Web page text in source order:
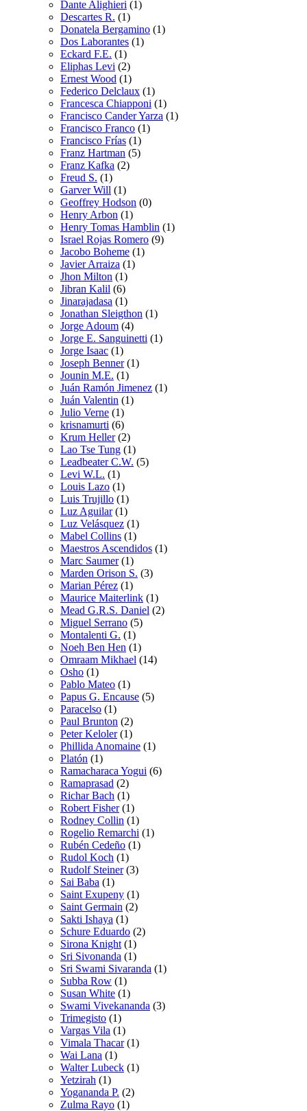
Dante Alighieri (1)
Descartes R. (1)
Donatela Bergamino (1)
Dos Laborantes (1)
Eckard F.E. (1)
Eliphas Levi (2)
Ernest Wood (1)
Federico Delclaux (1)
Francesca Chiapponi (1)
Francisco Cander Yarza (1)
Francisco Franco (1)
Francisco Frías (1)
Franz Hartman (5)
Franz Kafka (2)
Freud S. (1)
Garver Will (1)
Geoffrey Hodson (0)
Henry Arbon (1)
Henry Tomas Hamblin (1)
Israel Rojas Romero (9)
Jacobo Boheme (1)
Javier Arraiza (1)
Jhon Milton (1)
Jibran Kalil (6)
Jinarajadasa (1)
Jonathan Sleigthon (1)
Jorge Adoum (4)
Jorge E. Sanguinetti (1)
Jorge Isaac (1)
Joseph Benner (1)
Jounin M.E. (1)
Juán Ramón Jimenez (1)
Juán Valentin (1)
Julio Verne (1)
krisnamurti (6)
Krum Heller (2)
Lao Tse Tung (1)
Leadbeater C.W. (5)
Levi W.L. (1)
Louis Lazo (1)
Luis Trujillo (1)
Luz Aguilar (1)
Luz Velásquez (1)
Mabel Collins (1)
Maestros Ascendidos (1)
Marc Saumer (1)
Marden Orison S. (3)
Marian Pérez (1)
Maurice Maiterlink (1)
Mead G.R.S. Daniel (2)
Miguel Serrano (5)
Montalenti G. (1)
Noeh Ben Hen (1)
Omraam Mikhael (14)
Osho (1)
Pablo Mateo (1)
Papus G. Encause (5)
Paracelso (1)
Paul Brunton (2)
Peter Keloler (1)
Phillida Anomaine (1)
Platón (1)
Ramacharaca Yogui (6)
Ramaprasad (2)
Richar Bach (1)
Robert Fisher (1)
Rodney Collin (1)
Rogelio Remarchi (1)
Rubén Cedeño (1)
Rudol Koch (1)
Rudolf Steiner (3)
Sai Baba (1)
Saint Exupeny (1)
Saint Germain (2)
Sakti Ishaya (1)
Schure Eduardo (2)
Sirona Knight (1)
Sri Sivonanda (1)
Sri Swami Sivaranda (1)
Subba Row (1)
Susan White (1)
Swami Vivekananda (3)
Trimegisto (1)
Vargas Vila (1)
Vimala Thacar (1)
Wai Lana (1)
Walter Lubeck (1)
Yetzirah (1)
Yogananda P. (2)
Zulma Rayo (1)